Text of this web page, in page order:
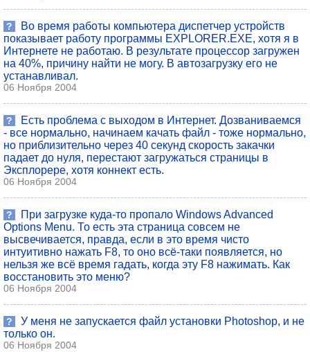
?
Во время работы компьютера диспетчер устройств
показывает работу программы EXPLORER.EXE, хотя я в
Интернете не работаю. В результате процессор загружен
на 40%, причину найти не могу. В автозагрузку его не
устанавливал.
06 Ноября 2004
?
Есть проблема с выходом в Интернет. Дозваниваемся
- все нормально, начинаем качать файл - тоже нормально,
но приблизительно через 40 секунд скорость закачки
падает до нуля, перестают загружаться страницы в
Эксплорере, хотя коннект есть.
06 Ноября 2004
?
При загрузке куда-то пропало Windows Advanced
Options Menu. То есть эта страница совсем не
высвечивается, правда, если в это время чисто
интуитивно нажать F8, то оно всё-таки появляется, но
нельзя же всё время гадать, когда эту F8 нажимать. Как
восстановить это меню?
06 Ноября 2004
?
У меня не запускается файл установки Photoshop, и не
только он.
06 Ноября 2004